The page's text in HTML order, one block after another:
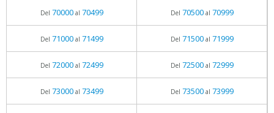
Del 70000al 70499 Del 70500al 70999
Del 71000al 71499 Del 71500al 71999
Del 72000al 72499 Del 72500al 72999
Del 73000al 73499 Del 73500al 73999